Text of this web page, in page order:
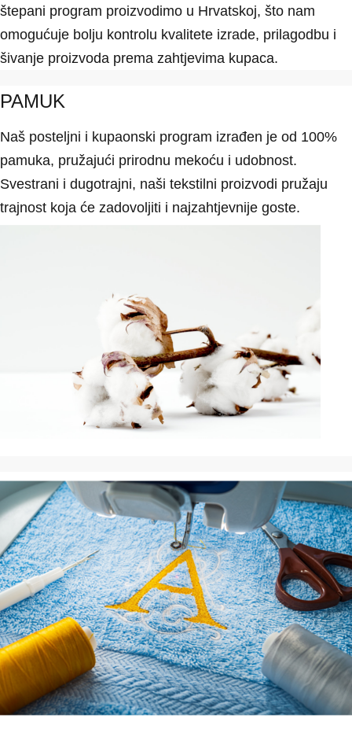
štepani program proizvodimo u Hrvatskoj, što nam
omogućuje bolju kontrolu kvalitete izrade, prilagodbu i
šivanje proizvoda prema zahtjevima kupaca.
PAMUK
Naš posteljni i kupaonski program izrađen je od 100%
pamuka, pružajući prirodnu mekoću i udobnost.
Svestrani i dugotrajni, naši tekstilni proizvodi pružaju
trajnost koja će zadovoljiti i najzahtjevnije goste.